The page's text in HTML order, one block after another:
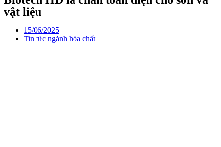
vật liệu
15/06/2025
Tin tức ngành hóa chất